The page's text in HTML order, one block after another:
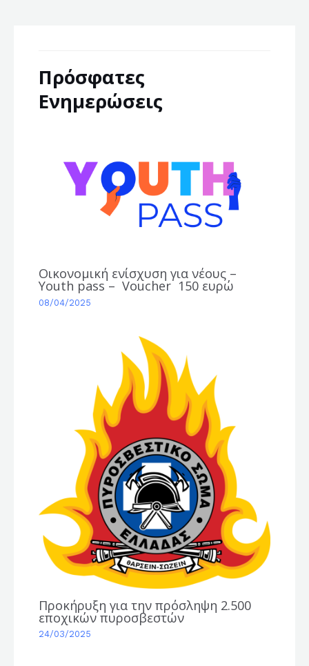
Πρόσφατες
Ενημερώσεις
Οικονομική ενίσχυση για νέους –
Youth pass – Voucher 150 ευρώ
08/04/2025
Προκήρυξη για την πρόσληψη 2.500
εποχικών πυροσβεστών
24/03/2025